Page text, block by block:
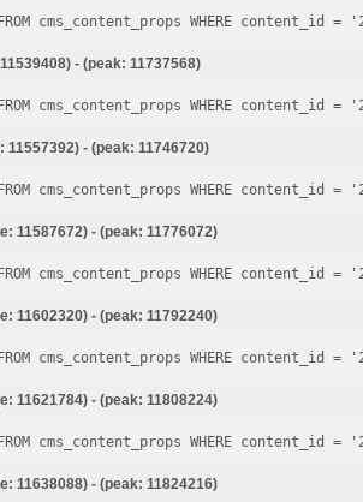
- (peak: 11737568)
11557392) - (peak: 11746720)
11587672) - (peak: 11776072)
11602320) - (peak: 11792240)
11621784) - (peak: 11808224)
11638088) - (peak: 11824216)